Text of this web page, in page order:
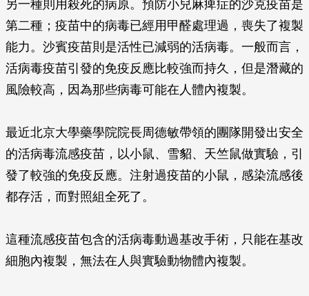
另一種則用殺死的病原。預防小兒麻痺症的沙克疫苗是
第二種；疫苗中的病毒已經用甲醛處理過，喪失了複製
能力。沙賓疫苗則是活性已減弱的活病毒。一般而言，
活病毒疫苗引發的免疫反應比較強而持久，但是潛藏的
風險較高，因為那些病毒可能在人體內複製。
最近北京大學藥學院院長周德敏帶領的團隊開發出安全
的活病毒流感疫苗，以小鼠、雪貂、天竺鼠做實驗，引
發了較強的免疫反應。注射過疫苗的小鼠，感染流感後
都存活，而對照組全死了。
這種流感疫苗包含的活病毒動過基改手術，只能在基改
細胞內複製，無法在人與實驗動物體內複製。